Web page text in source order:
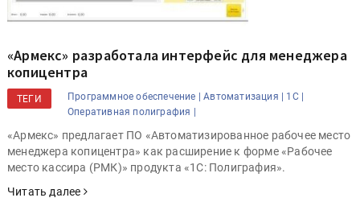
«Армекс» разработала интерфейс для менеджера
копицентра
ТЕГИ Программное обеспечение | Автоматизация |
1С |
Оперативная полиграфия |
«Армекс» предлагает ПО «Автоматизированное рабочее место
менеджера копицентра» как расширение к форме «Рабочее
место кассира (РМК)» продукта «1С: Полиграфия».
Читать далее